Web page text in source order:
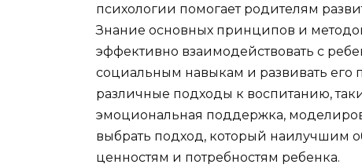
психологии помогает родителям
Знание основных принципов и
эффективно взаимодействовать с
социальным навыкам и развивать его
различные подходы к воспитанию,
эмоциональная поддержка,
выбрать подход, который наилучшим
ценностям и потребностям ребенка.